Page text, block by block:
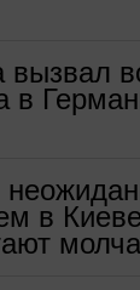
вызвал
в
в Киеве